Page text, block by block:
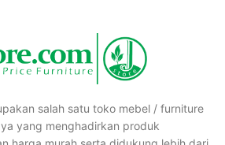
salah satu toko mebel / furniture
yang menghadirkan produk